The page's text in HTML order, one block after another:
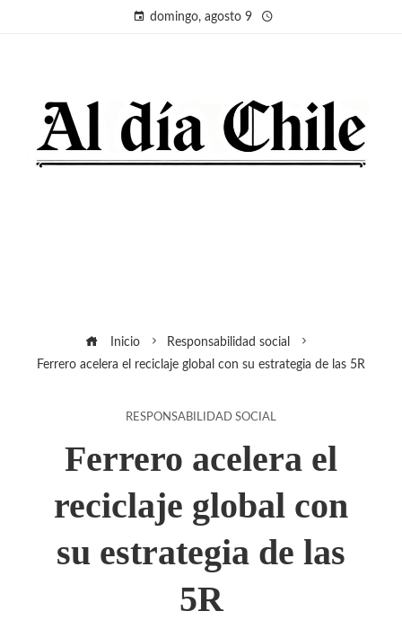
domingo, agosto 9
Inicio
Responsabilidad social
Ferrero acelera el reciclaje global con su estrategia de las 5R
RESPONSABILIDAD SOCIAL
Ferrero acelera el
reciclaje global con
su estrategia de las
5R